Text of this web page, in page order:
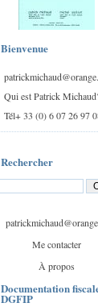
Bienvenue
Qui est Patrick
Tél+ 33 (0) 6 07 26 97
Rechercher
Me contacter
À propos
Documentation
DGFIP